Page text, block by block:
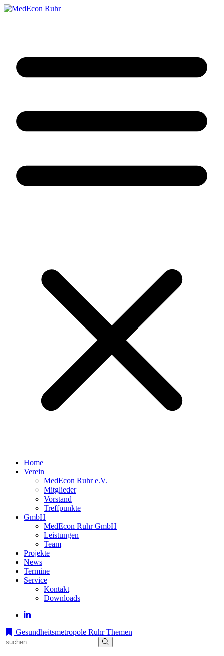
Home
Verein
MedEcon Ruhr e.V.
Mitglieder
Vorstand
Treffpunkte
GmbH
MedEcon Ruhr GmbH
Leistungen
Team
Projekte
News
Termine
Service
Kontakt
Downloads
Gesundheitsmetropole Ruhr Themen